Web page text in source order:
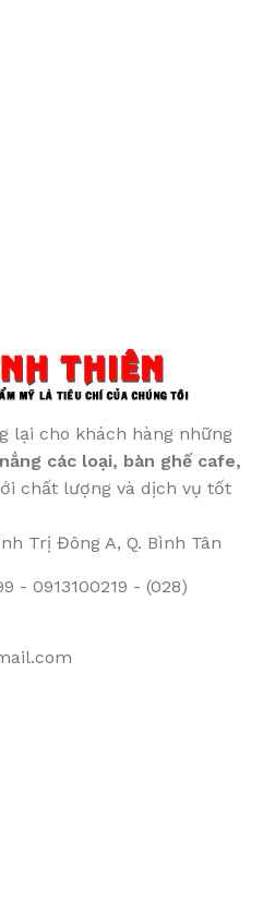
lại cho khách hàng những
các loại, bàn ghế cafe,
chất lượng và dịch vụ tốt
Trị Đông A, Q. Bình Tân
- 0913100219 - (028)